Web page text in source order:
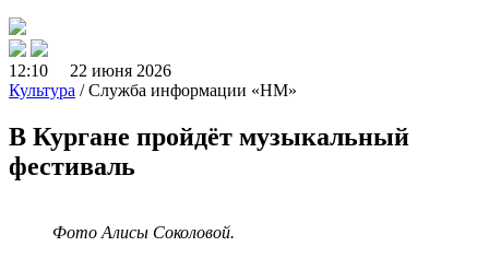
12:10 22 июня 2026
Культура / Служба информации «НМ»
В Кургане пройдёт музыкальный
фестиваль
Фото Алисы Соколовой.